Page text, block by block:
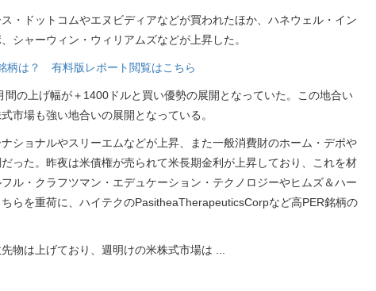
・ドットコムやエヌビディアなどが買われたほか、ハネウェル・イン
シャーウィン・ウィリアムズなどが上昇した。
柄は？ 有料版レポート閲覧はこちら
間の上げ幅が＋1400ドルと買い優勢の展開となっていた。この地合い
市場も強い地合いの展開となっている。
ショナルやスリーエムなどが上昇、また一般消費財のホーム・デポや
った。昨夜は米債権が売られて米長期金利が上昇しており、これを材
ル・クラフツマン・エデュケーション・テクノロジーやヒムズ＆ハー
らを重荷に、ハイテクのPasitheaTherapeuticsCorpなど高PER銘柄の
物は上げており、週明けの米株式市場は ...